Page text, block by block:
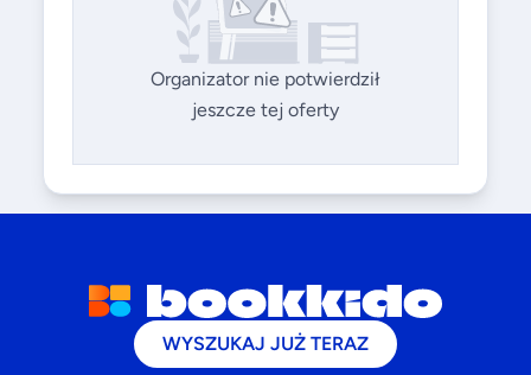
Organizator nie potwierdził
jeszcze tej oferty
WYSZUKAJ JUŻ TERAZ